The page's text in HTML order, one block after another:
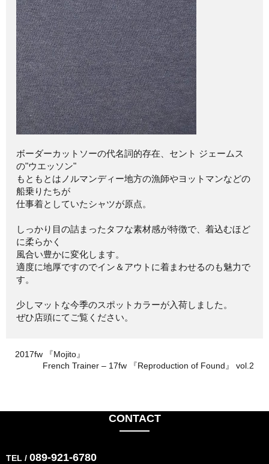
ボーダーカットソーの代名詞的存在、セント ジェームス
の"ウエッソン"
もともとはノルマンディー地方の漁師やヨットマンなどの
船乗りたちが
仕事着としていたシャツが原点。
しっかり目の詰まったタフな素材感が特徴で、着込むほど
に柔らかく
風合い豊かに変化します。
適度に地厚ですのでイン＆アウトに着まわせるのも魅力で
す。
少しマットな今季のスポットカラーが入荷しました。
ぜひ店頭にてご覧ください。
2017fw 『Mojito』
French Trainer – 17fw 『Reproduction of Found』 vol.2
CONTACT
TEL / 089-921-6780